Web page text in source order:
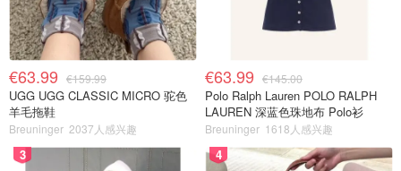
€63.99 €159.99
UGG UGG CLASSIC MICRO 驼色
羊毛拖鞋
Breuninger 2037人感兴趣
€63.99 €145.00
Polo Ralph Lauren POLO RALPH
LAUREN 深蓝色珠地布 Polo衫
Breuninger 1618人感兴趣
3 4